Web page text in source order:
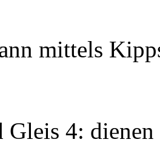
mittels
Gleis 4: